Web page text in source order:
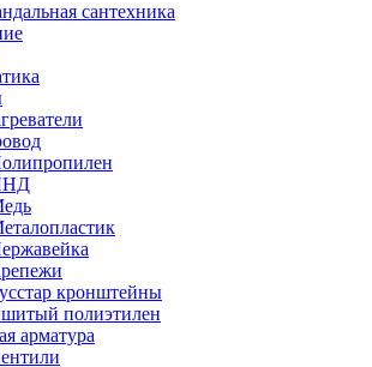
сантехника
кронштейны
полиэтилен
арматура